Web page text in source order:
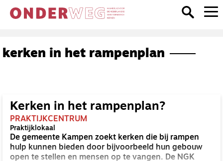
kerken in het rampenplan
Kerken in het rampenplan?
PRAKTIJKCENTRUM
Praktijklokaal
De gemeente Kampen zoekt kerken die bij rampen
hulp kunnen bieden door bijvoorbeeld hun gebouw
open te stellen en mensen op te vangen. De NGK